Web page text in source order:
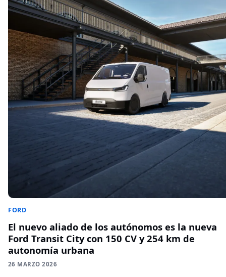
FORD
El nuevo aliado de los autónomos es la nueva
Ford Transit City con 150 CV y 254 km de
autonomía urbana
26 MARZO 2026